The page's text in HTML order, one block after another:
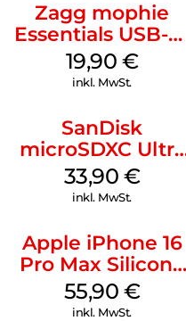
Zagg mophie
Essentials USB-C-
20W Charger PD
Weiß
19,90 €
inkl. MwSt.
SanDisk
microSDXC Ultra
128 GB + Adapter
Mobile
33,90 €
inkl. MwSt.
Apple iPhone 16
Pro Max Silicone
Case MagSafe
Stone Gray
55,90 €
inkl. MwSt.